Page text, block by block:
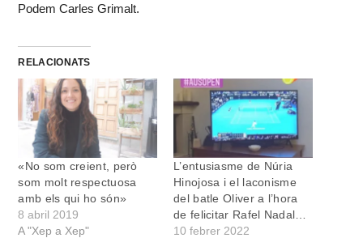
Podem Carles Grimalt.
RELACIONATS
«No som creient, però
som molt respectuosa
amb els qui ho són»
8 abril 2019
A "Xep a Xep"
L’entusiasme de Núria
Hinojosa i el laconisme
del batle Oliver a l’hora
de felicitar Rafel Nadal…
10 febrer 2022